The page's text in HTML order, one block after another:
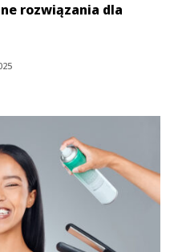
rozwiązania dla